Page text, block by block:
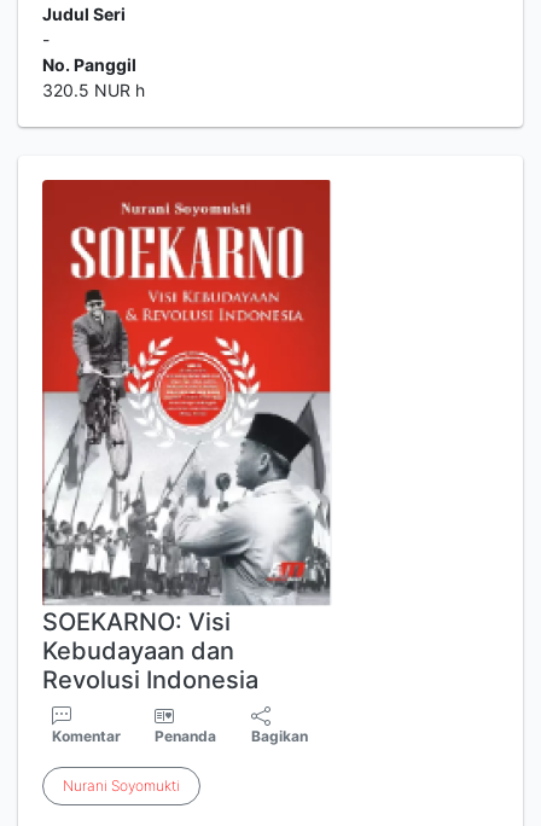
Judul Seri
-
No. Panggil
320.5 NUR h
SOEKARNO: Visi
Kebudayaan dan
Revolusi Indonesia
Komentar Penanda Bagikan
Nurani Soyomukti